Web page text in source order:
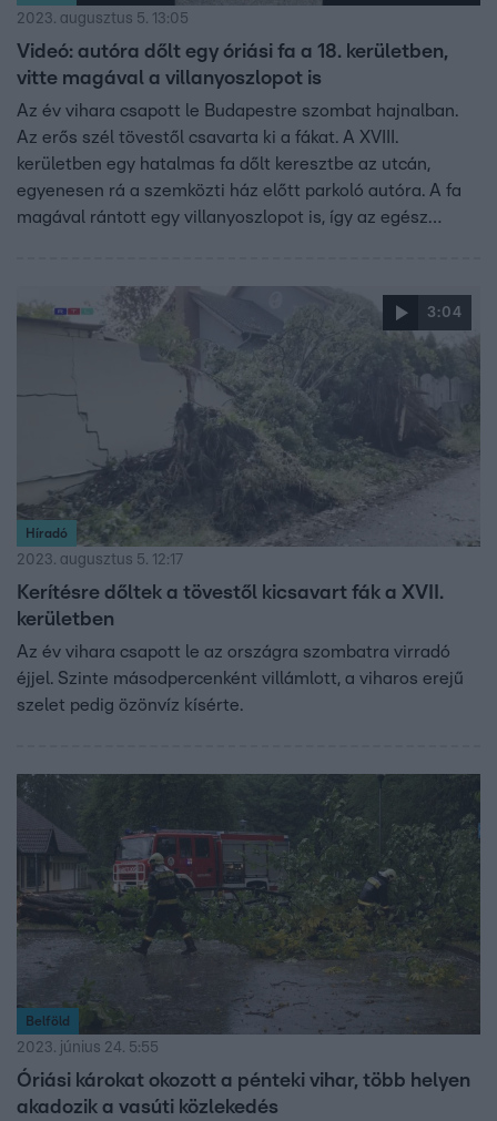
2023. augusztus 5. 13:05
Videó: autóra dőlt egy óriási fa a 18. kerületben,
vitte magával a villanyoszlopot is
Az év vihara csapott le Budapestre szombat hajnalban.
Az erős szél tövestől csavarta ki a fákat. A XVIII.
kerületben egy hatalmas fa dőlt keresztbe az utcán,
egyenesen rá a szemközti ház előtt parkoló autóra. A fa
magával rántott egy villanyoszlopot is, így az egész
3:04
Híradó
2023. augusztus 5. 12:17
Kerítésre dőltek a tövestől kicsavart fák a XVII.
kerületben
Az év vihara csapott le az országra szombatra virradó
éjjel. Szinte másodpercenként villámlott, a viharos erejű
szelet pedig özönvíz kísérte.
Belföld
2023. június 24. 5:55
Óriási károkat okozott a pénteki vihar, több helyen
akadozik a vasúti közlekedés